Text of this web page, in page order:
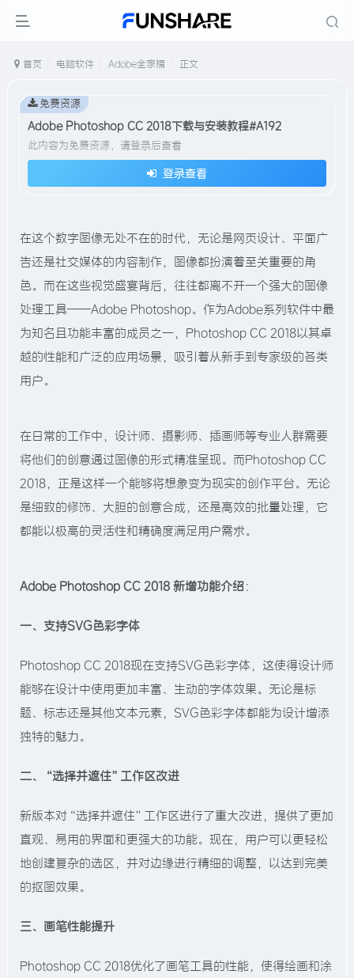
首页 电脑软件 Adobe全家桶 正文
Adobe Photoshop CC 2018下载与安装教程#A192
此内容为免费资源，请登录后查看
登录查看
免费资源
在这个数字图像无处不在的时代，无论是网页设计、平面广
告还是社交媒体的内容制作，图像都扮演着至关重要的角
色。而在这些视觉盛宴背后，往往都离不开一个强大的图像
处理工具——Adobe Photoshop。作为Adobe系列软件中最
为知名且功能丰富的成员之一，Photoshop CC 2018以其卓
越的性能和广泛的应用场景，吸引着从新手到专家级的各类
用户。
在日常的工作中，设计师、摄影师、插画师等专业人群需要
将他们的创意通过图像的形式精准呈现。而Photoshop CC
2018，正是这样一个能够将想象变为现实的创作平台。无论
是细致的修饰、大胆的创意合成，还是高效的批量处理，它
都能以极高的灵活性和精确度满足用户需求。
Adobe Photoshop CC 2018 新增功能介绍：
一、支持SVG色彩字体
Photoshop CC 2018现在支持SVG色彩字体，这使得设计师
能够在设计中使用更加丰富、生动的字体效果。无论是标
题、标志还是其他文本元素，SVG色彩字体都能为设计增添
独特的魅力。
二、“选择并遮住”工作区改进
新版本对“选择并遮住”工作区进行了重大改进，提供了更加
直观、易用的界面和更强大的功能。现在，用户可以更轻松
地创建复杂的选区，并对边缘进行精细的调整，以达到完美
的抠图效果。
三、画笔性能提升
Photoshop CC 2018优化了画笔工具的性能，使得绘画和涂